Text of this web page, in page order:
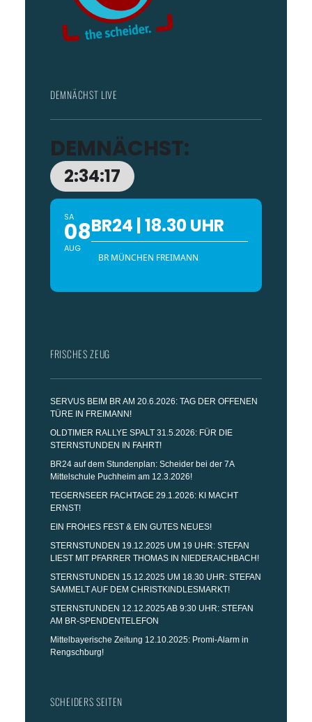
DEMNÄCHST LIVE
DEMNÄCHST:
2:34:16
SA
08
AUG
BR24 | 18.30 UHR
BR MÜNCHEN FREIMANN
FRISCHES ZEUG
SERVUS BEIM BR AM 20.6.2026: TAG DER OFFENEN
TÜRE IN FREIMANN!
OLDTIMER RALLYE SPALT 31.5.2026: FÜR DIE
STERNSTUNDEN IN FAHRT!
BR24 auf dem Stundenplan: Scheider bei der 7A
Mittelschule Puchheim am 12.3.2026!
TEGERNSEER FACHTAGE 29.1.2026: KI MACHT
ERNST!
EIN FROHES FEST & EIN GUTES NEUES!
STERNSTUNDEN 19.12.2025 UM 19 UHR: STEFAN
LIEST MIT PFARRER THOMAS IN NIEDERAICHBACH!
STERNSTUNDEN 15.12.2025 UM 18.30 UHR: STEFAN
SAMMELT AUF DEM CHRISTKINDLESMARKT!
STERNSTUNDEN 12.12.2025 AB 9:30 UHR: STEFAN
AM BR-SPENDENTELEFON
Mittelbayerische Zeitung 12.10.2025: Promi-Alarm in
Rengschburg!
SCHEIDERS SEITEN